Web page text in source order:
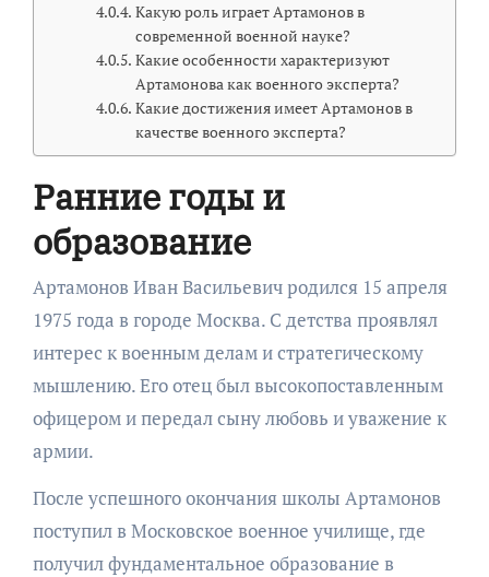
Какую роль играет Артамонов в
современной военной науке?
Какие особенности характеризуют
Артамонова как военного эксперта?
Какие достижения имеет Артамонов в
качестве военного эксперта?
Ранние годы и
образование
Артамонов Иван Васильевич родился 15 апреля
1975 года в городе Москва. С детства проявлял
интерес к военным делам и стратегическому
мышлению. Его отец был высокопоставленным
офицером и передал сыну любовь и уважение к
армии.
После успешного окончания школы Артамонов
поступил в Московское военное училище, где
получил фундаментальное образование в